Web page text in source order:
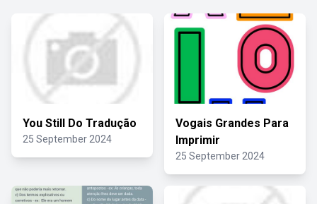
You Still Do Tradução
25 September 2024
Vogais Grandes Para
Imprimir
25 September 2024